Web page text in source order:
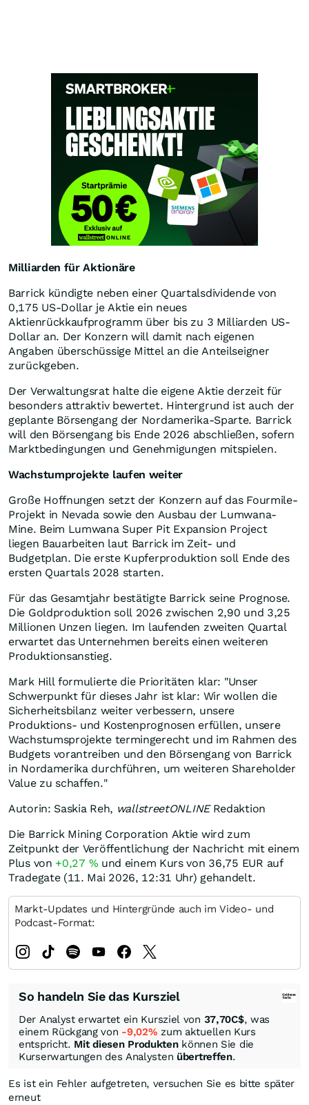
Milliarden für Aktionäre
Barrick kündigte neben einer Quartalsdividende von
0,175 US-Dollar je Aktie ein neues
Aktienrückkaufprogramm über bis zu 3 Milliarden US-
Dollar an. Der Konzern will damit nach eigenen
Angaben überschüssige Mittel an die Anteilseigner
zurückgeben.
Der Verwaltungsrat halte die eigene Aktie derzeit für
besonders attraktiv bewertet. Hintergrund ist auch der
geplante Börsengang der Nordamerika-Sparte. Barrick
will den Börsengang bis Ende 2026 abschließen, sofern
Marktbedingungen und Genehmigungen mitspielen.
Wachstumprojekte laufen weiter
Große Hoffnungen setzt der Konzern auf das Fourmile-
Projekt in Nevada sowie den Ausbau der Lumwana-
Mine. Beim Lumwana Super Pit Expansion Project
liegen Bauarbeiten laut Barrick im Zeit- und
Budgetplan. Die erste Kupferproduktion soll Ende des
ersten Quartals 2028 starten.
Für das Gesamtjahr bestätigte Barrick seine Prognose.
Die Goldproduktion soll 2026 zwischen 2,90 und 3,25
Millionen Unzen liegen. Im laufenden zweiten Quartal
erwartet das Unternehmen bereits einen weiteren
Produktionsanstieg.
Mark Hill formulierte die Prioritäten klar: "Unser
Schwerpunkt für dieses Jahr ist klar: Wir wollen die
Sicherheitsbilanz weiter verbessern, unsere
Produktions- und Kostenprognosen erfüllen, unsere
Wachstumsprojekte termingerecht und im Rahmen des
Budgets vorantreiben und den Börsengang von Barrick
in Nordamerika durchführen, um weiteren Shareholder
Value zu schaffen."
Autorin: Saskia Reh, wallstreetONLINERedaktion
Die Barrick Mining Corporation Aktie wird zum
Zeitpunkt der Veröffentlichung der Nachricht mit einem
Plus von +0,27 % und einem Kurs von 36,75 EUR auf
Tradegate (11. Mai 2026, 12:31 Uhr) gehandelt.
Markt-Updates und Hintergründe auch im Video- und
Podcast-Format:
So handeln Sie das Kursziel
Der Analyst erwartet ein Kursziel von 37,70C$, was
einem Rückgang von -9,02% zum aktuellen Kurs
entspricht. Mit diesen Produktenkönnen Sie die
Kurserwartungen des Analysten übertreffen.
Es ist ein Fehler aufgetreten, versuchen Sie es bitte später
erneut